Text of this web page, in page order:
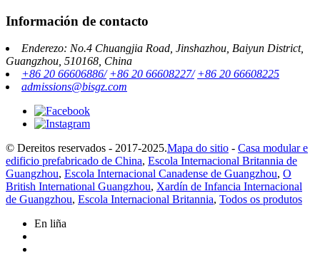
Información de contacto
Enderezo: No.4 Chuangjia Road, Jinshazhou, Baiyun District,
Guangzhou, 510168, China
+86 20 66606886/ +86 20 66608227/ +86 20 66608225
admissions@bisgz.com
© Dereitos reservados - 2017-2025.Mapa do sitio - Casa modular e
edificio prefabricado de China, Escola Internacional Britannia de
Guangzhou, Escola Internacional Canadense de Guangzhou, O
British International Guangzhou, Xardín de Infancia Internacional
de Guangzhou, Escola Internacional Britannia, Todos os produtos
En liña